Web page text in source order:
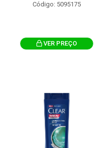
Código: 5095175
VER PREÇO